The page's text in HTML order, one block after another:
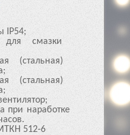
IP54;
для смазки
(стальная)
(стальная)
при наработке
512-6